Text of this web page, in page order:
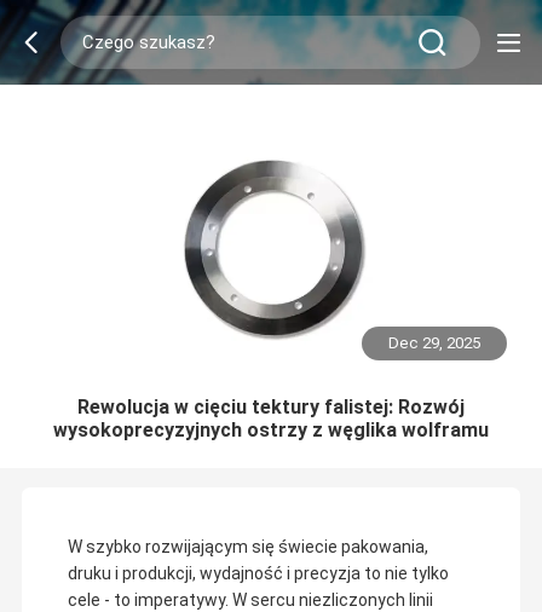
Dec 29, 2025
Rewolucja w cięciu tektury falistej: Rozwój
wysokoprecyzyjnych ostrzy z węglika wolframu
W szybko rozwijającym się świecie pakowania,
druku i produkcji, wydajność i precyzja to nie tylko
cele - to imperatywy. W sercu niezliczonych linii